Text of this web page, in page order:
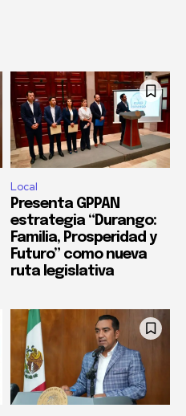
Local
Presenta GPPAN
estrategia “Durango:
Familia, Prosperidad y
Futuro” como nueva
ruta legislativa